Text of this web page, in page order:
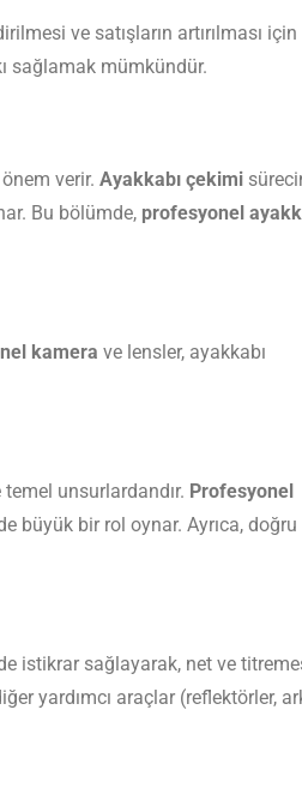
ve satışların artırılması için
sağlamak mümkündür.
verir. Ayakkabı çekimi
Bu bölümde, profesyonel
kamera ve lensler, ayakkabı
unsurlardandır. Profesyonel
büyük bir rol oynar. Ayrıca, doğru
istikrar sağlayarak, net ve
yardımcı araçlar (reflektörler,